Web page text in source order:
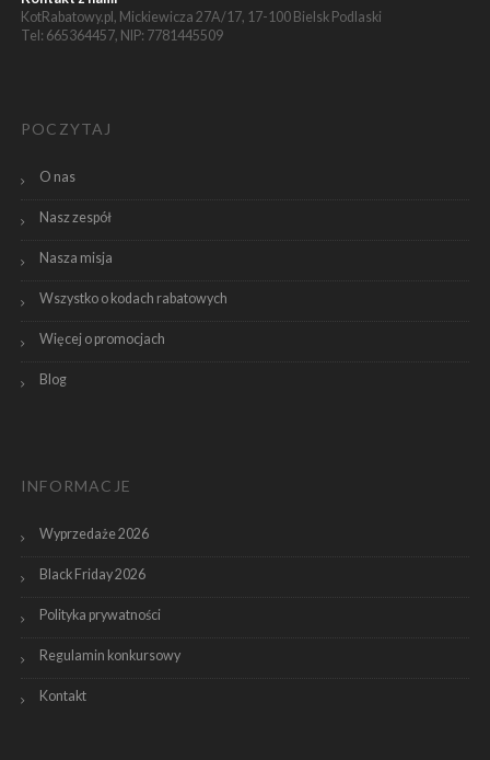
KotRabatowy.pl, Mickiewicza 27A/17, 17-100 Bielsk Podlaski
Tel: 665364457, NIP: 7781445509
POCZYTAJ
O nas
Nasz zespół
Nasza misja
Wszystko o kodach rabatowych
Więcej o promocjach
Blog
INFORMACJE
Wyprzedaże 2026
Black Friday 2026
Polityka prywatności
Regulamin konkursowy
Kontakt